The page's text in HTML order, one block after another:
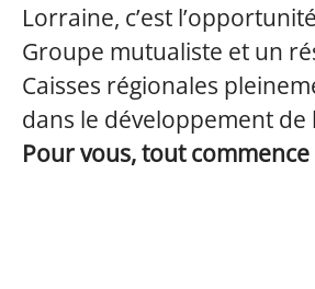
Lorraine, c’est
Groupe mutualiste et un
Caisses régionales
dans le développement
Pour vous, tout commence